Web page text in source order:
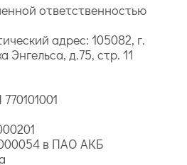
ответственностью
адрес: 105082, г.
д.75, стр. 11
в ПАО АКБ